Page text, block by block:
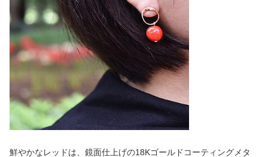
鮮やかなレッドは、鏡面仕上げの18Kゴールドコーティングメタ